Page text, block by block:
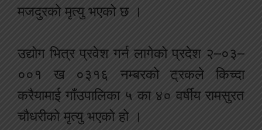
मजदुरको मृत्यु भएको छ ।
उद्योग भित्र प्रवेश गर्न लागेको प्रदेश २–०३–
००१ ख ०३१६ नम्बरको ट्रकले किच्दा
करैयामाई गाँउपालिका ५ का ४० वर्षीय रामसुरत
चौधरीको मृत्यु भएको हो ।